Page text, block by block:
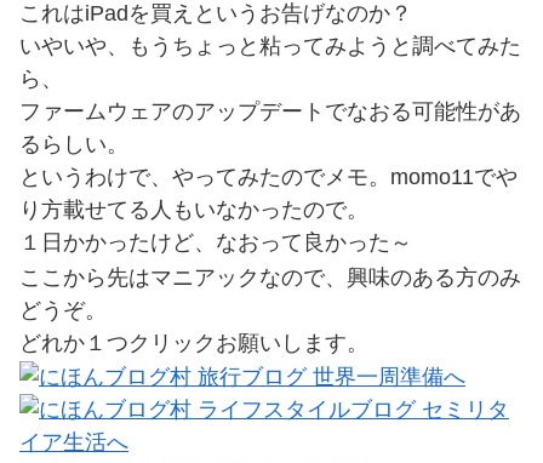
これはiPadを買えというお告げなのか？
いやいや、もうちょっと粘ってみようと調べてみた
ら、
ファームウェアのアップデートでなおる可能性があ
るらしい。
というわけで、やってみたのでメモ。momo11でや
り方載せてる人もいなかったので。
１日かかったけど、なおって良かった～
ここから先はマニアックなので、興味のある方のみ
どうぞ。
どれか１つクリックお願いします。